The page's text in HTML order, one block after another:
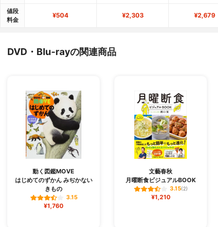
値段
料金
¥504 ¥2,303 ¥2,679
DVD・Blu-rayの関連商品
動く図鑑MOVE
はじめてのずかん みぢかない
きもの
3.15
¥1,760
文藝春秋
月曜断食ビジュアルBOOK
3.15(2)
¥1,210